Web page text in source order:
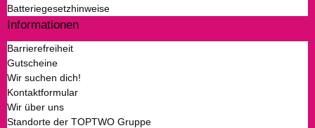
Batteriegesetzhinweise
Informationen
Barrierefreiheit
Gutscheine
Wir suchen dich!
Kontaktformular
Wir über uns
Standorte der TOPTWO Gruppe